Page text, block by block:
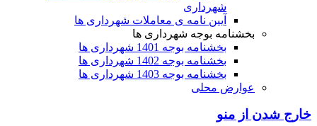
آیین نامه ی معاملات شهرداری ها
بخشنامه بوجه شهرداری ها
بخشنامه بوجه 1401 شهرداری ها
بخشنامه بوجه 1402 شهرداری ها
بخشنامه بوجه 1403 شهرداری ها
عوارض محلی
از منو